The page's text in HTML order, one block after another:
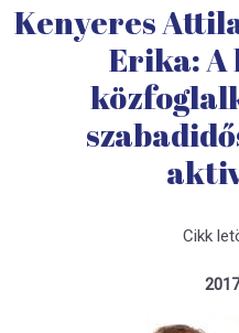
Kenyeres
Erika:
Cikk